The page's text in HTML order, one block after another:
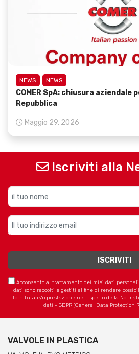
NEWS NEWS
COMER SpA: chiusura aziendale
Repubblica
Maggio 29, 2026
Iscriviti alla
Acconsento al trattamento dei miei dati personali
dati sono raccolti e gestiti al fine di rendere
fornitura e/o prestazione nel rispetto della
dati - GDPR (General Data Protection
VALVOLE IN PLASTICA